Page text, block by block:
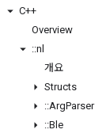
C++
Overview
::nl
개요
Structs
::ArgParser
::Ble